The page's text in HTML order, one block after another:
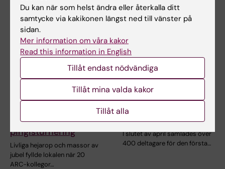
Skruvar, smashar och
mästare vid ARC:s
pingisturnering
Livliga hejarop och massor av
jubel fyllde lokalen när 20
ARC-kollegor…
9 jun 2026
Stort engagemang
under dag med fokus
på forskarutbildning
I slutet av april samlades över
400 deltagare för den första…
Du kan när som helst ändra eller återkalla ditt
samtycke via kakikonen längst ned till vänster på
sidan.
Mer information om våra kakor
Read this information in English
Tillåt endast nödvändiga
Tillåt mina valda kakor
Tillåt alla